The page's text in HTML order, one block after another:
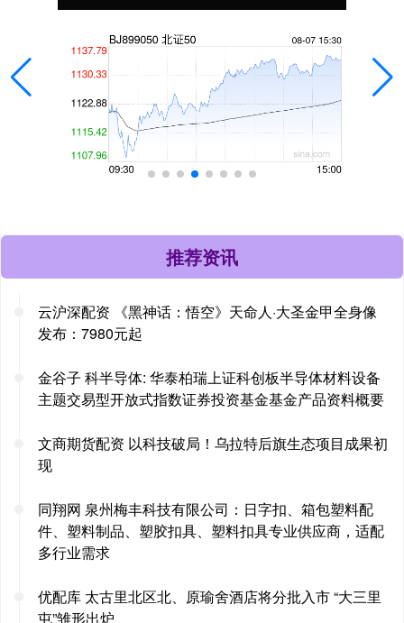
推荐资讯
云沪深配资 《黑神话：悟空》天命人·大圣金甲全身像
发布：7980元起
金谷子 科半导体: 华泰柏瑞上证科创板半导体材料设备
主题交易型开放式指数证券投资基金基金产品资料概要
文商期货配资 以科技破局！乌拉特后旗生态项目成果初
现
同翔网 泉州梅丰科技有限公司：日字扣、箱包塑料配
件、塑料制品、塑胶扣具、塑料扣具专业供应商，适配
多行业需求
优配库 太古里北区北、原瑜舍酒店将分批入市 “大三里
屯”雏形出炉